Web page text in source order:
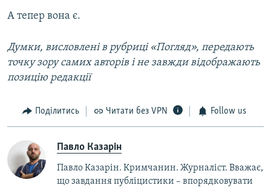
А тепер вона є.
Думки, висловлені в рубриці «Погляд», передають
точку зору самих авторів і не завжди відображають
позицію редакції
Поділитись Читати без VPN Follow us
Павло Казарін
Павло Казарін. Кримчанин. Журналіст. Вважає,
що завдання публіцистики – впорядковувати